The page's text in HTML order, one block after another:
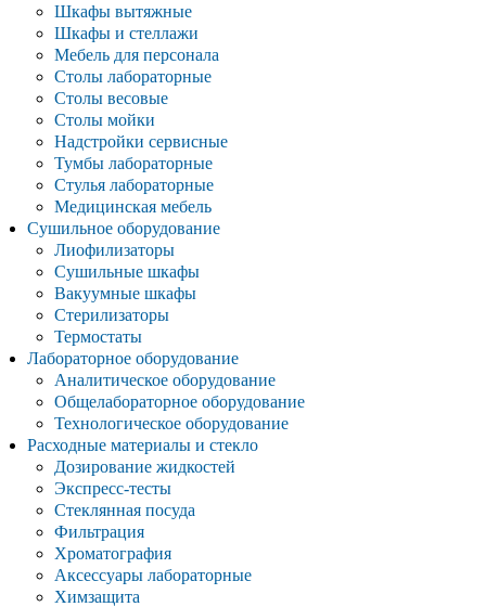
Шкафы вытяжные
Шкафы и стеллажи
Мебель для персонала
Столы лабораторные
Столы весовые
Столы мойки
Надстройки сервисные
Тумбы лабораторные
Стулья лабораторные
Медицинская мебель
Сушильное оборудование
Лиофилизаторы
Сушильные шкафы
Вакуумные шкафы
Стерилизаторы
Термостаты
Лабораторное оборудование
Аналитическое оборудование
Общелабораторное оборудование
Технологическое оборудование
Расходные материалы и стекло
Дозирование жидкостей
Экспресс-тесты
Стеклянная посуда
Фильтрация
Хроматография
Аксессуары лабораторные
Химзащита